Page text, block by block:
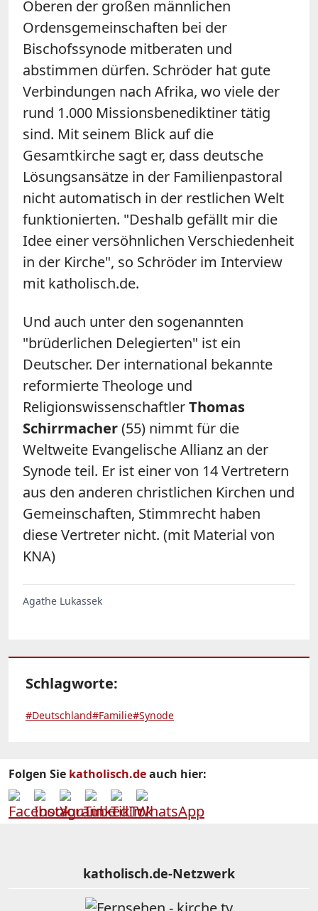
Oberen der großen männlichen
Ordensgemeinschaften bei der
Bischofssynode mitberaten und
abstimmen dürfen. Schröder hat gute
Verbindungen nach Afrika, wo viele der
rund 1.000 Missionsbenediktiner tätig
sind. Mit seinem Blick auf die
Gesamtkirche sagt er, dass deutsche
Lösungsansätze in der Familienpastoral
nicht automatisch in der restlichen Welt
funktionierten. "Deshalb gefällt mir die
Idee einer versöhnlichen Verschiedenheit
in der Kirche", so Schröder im Interview
mit katholisch.de.
Und auch unter den sogenannten
"brüderlichen Delegierten" ist ein
Deutscher. Der international bekannte
reformierte Theologe und
ReligionswissenschaftlerThomas
Schirrmacher(55) nimmt für die
Weltweite Evangelische Allianz an der
Synode teil. Er ist einer von 14 Vertretern
aus den anderen christlichen Kirchen und
Gemeinschaften, Stimmrecht haben
diese Vertreter nicht. (mit Material von
KNA)
Agathe Lukassek
Schlagworte:
#Deutschland#Familie#Synode
Folgen Sie katholisch.deauch hier:
katholisch.de-Netzwerk